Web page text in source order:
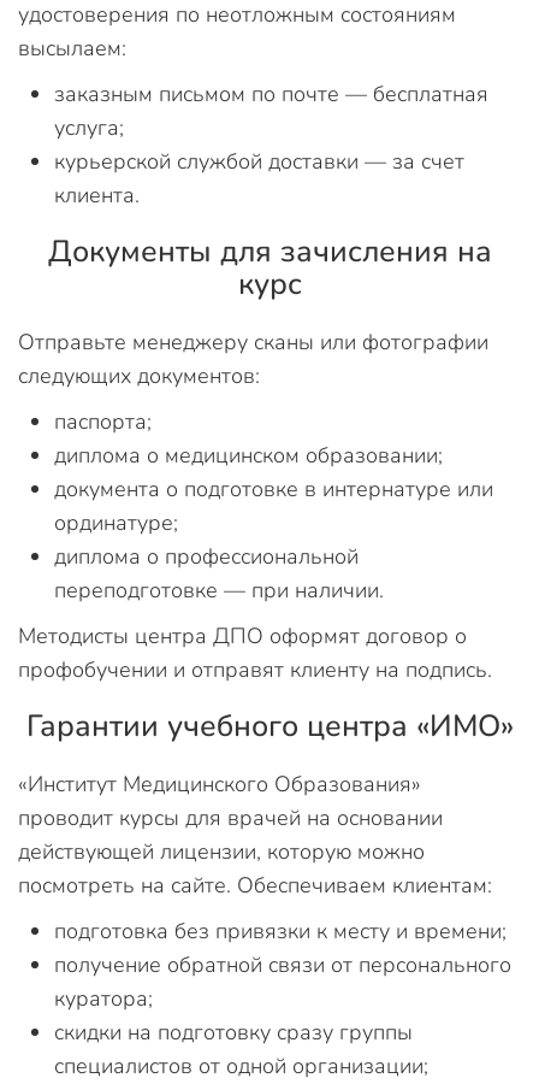
удостоверения по неотложным состояниям
высылаем:
заказным письмом по почте — бесплатная
услуга;
курьерской службой доставки — за счет
клиента.
Документы для зачисления на
курс
Отправьте менеджеру сканы или фотографии
следующих документов:
паспорта;
диплома о медицинском образовании;
документа о подготовке в интернатуре или
ординатуре;
диплома о профессиональной
переподготовке — при наличии.
Методисты центра ДПО оформят договор о
профобучении и отправят клиенту на подпись.
Гарантии учебного центра «ИМО»
«Институт Медицинского Образования»
проводит курсы для врачей на основании
действующей лицензии, которую можно
посмотреть на сайте. Обеспечиваем клиентам:
подготовка без привязки к месту и времени;
получение обратной связи от персонального
куратора;
скидки на подготовку сразу группы
специалистов от одной организации;